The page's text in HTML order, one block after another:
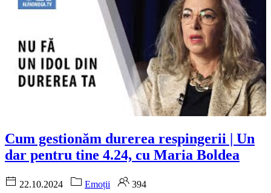
Cum gestionăm durerea respingerii | Un
dar pentru tine 4.24, cu Maria Boldea
22.10.2024 Emoții
394